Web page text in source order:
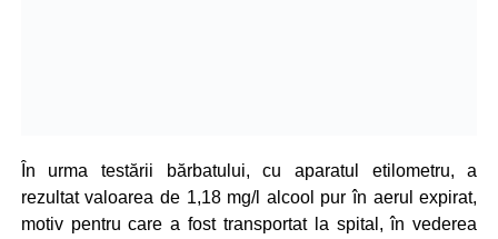
În urma testării bărbatului, cu aparatul etilometru, a
rezultat valoarea de 1,18 mg/l alcool pur în aerul expirat,
motiv pentru care a fost transportat la spital, în vederea